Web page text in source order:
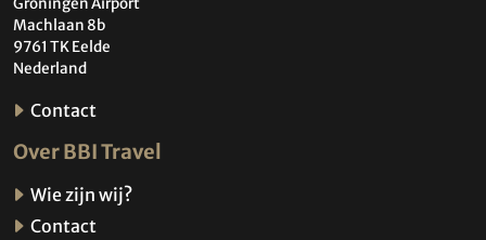
Machlaan 8b
9761 TK Eelde
Nederland
Contact
Over BBI Travel
Wie zijn wij?
Contact